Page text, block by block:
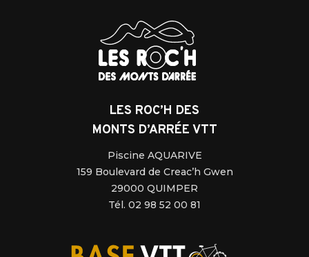
LES ROC’H DES
MONTS D’ARRÉE VTT
Piscine AQUARIVE
159 Boulevard de Creac’h Gwen
29000 QUIMPER
Tél. 02 98 52 00 81